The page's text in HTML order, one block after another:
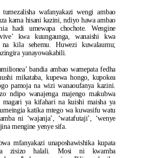
wafanyakazi wengi ambao
kama hisani kazini, ndiyo hawa ambao
hadi umewapa chochote. Wengine
kwa kuungaunga, wanaishi kwa
kila sehemu. Huwezi kuwalaumu;
yanayowakabili.
bandia ambao wamepata fedha
mikataba, kupewa hongo, kupokea
pamoja na wizi wanaoufanya kazini.
ndipo wanajenga majengo makubwa
magari ya kifahari na kuishi maisha ya
katika mtego wa kuwasifu watu
ni ‘wajanja’, ‘watafutaji’, ‘wenye
mengine yenye sifa.
mfanyakazi unaposhawishika kupata
zisizo halali. Mosi ni kwamba